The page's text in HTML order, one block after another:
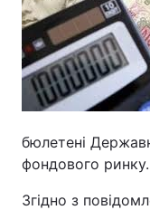
Економіка
Спорт
Техно і зв'язок
Зброя
бюлетені
фондового ринку.
Згідно з